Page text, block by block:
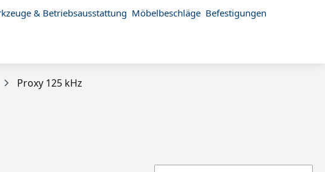
& Betriebsausstattung Möbelbeschläge Befestigungen
Proxy 125 kHz